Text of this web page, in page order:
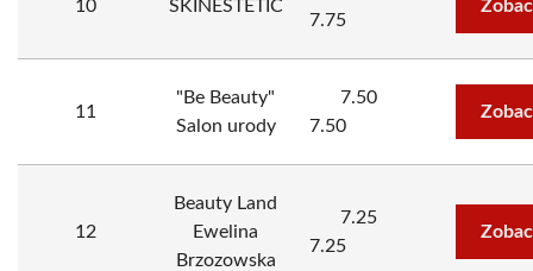
10 SKINESTETIC
7.75
11
"Be Beauty"
Salon urody
7.50
7.50
12
Beauty Land
Ewelina
Brzozowska
7.25
7.25